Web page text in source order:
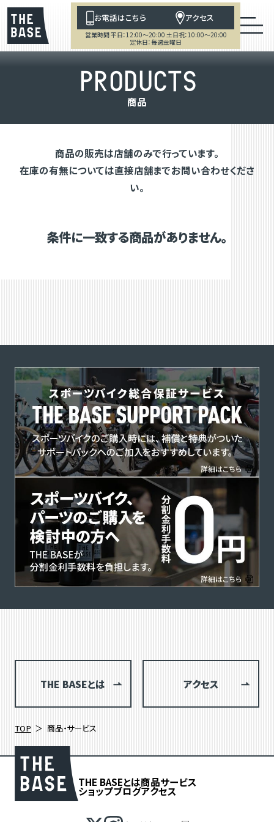
お電話はこちら アクセス
営業時間 平日：12:00～20:00 土日祝：10:00～20:00
定休日：毎週金曜日
PRODUCTS
商品
商品の販売は店舗のみで行っています。
在庫の有無については直接店舗までお問い合わせくださ
い。
条件に一致する商品がありません。
THE BASEとは アクセス
TOP 商品・サービス
THE BASEとは商品サービス
ショップブログアクセス